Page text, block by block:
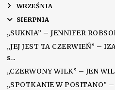
► WRZEŚNIA
▼ SIERPNIA
„SUKNIA” – JENNIFER
„JEJ JEST TA CZERWIEŃ” –
s...
„CZERWONY WILK” – JEN
„SPOTKANIE W POSITANO”